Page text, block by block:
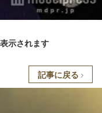
示されます
記事に戻る